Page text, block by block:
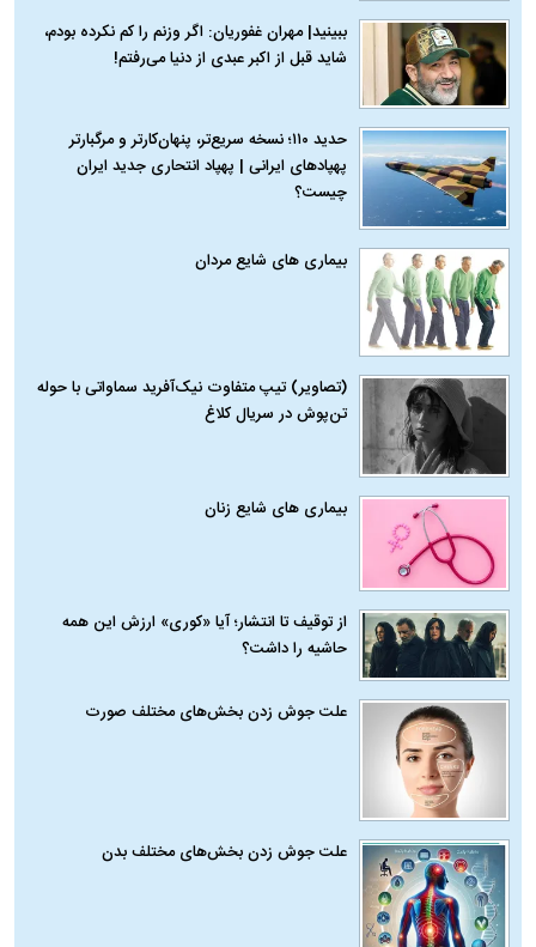
ببینید| مهران غفوریان: اگر وزنم را کم نکرده بودم،
شاید قبل از اکبر عبدی از دنیا می‌رفتم!
حدید ۱۱۰؛ نسخه سریع‌تر، پنهان‌کارتر و مرگبارتر
پهپادهای ایرانی | پهپاد انتحاری جدید ایران
چیست؟
بیماری‌ های شایع مردان
(تصاویر) تیپ متفاوت نیک‌آفرید سماواتی با حوله
تن‌پوش در سریال کلاغ
بیماری‌ های شایع زنان
از توقیف تا انتشار؛ آیا «کوری» ارزش این همه
حاشیه را داشت؟
علت جوش زدن بخش‌های مختلف صورت
علت جوش زدن بخش‌های مختلف بدن